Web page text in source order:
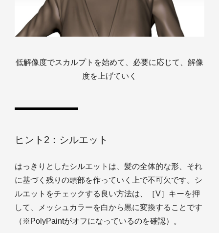
低解像度でスカルプトを始めて、必要に応じて、解像
度を上げていく
ヒント2：シルエット
はっきりとしたシルエットは、髪の全体的な形、それ
に基づく残りの頭部を作っていく上で不可欠です。シ
ルエットをチェックする良い方法は、［V］キーを押
して、メッシュカラーを白から黒に変換することです
（※PolyPaintがオフになっているのを確認）。